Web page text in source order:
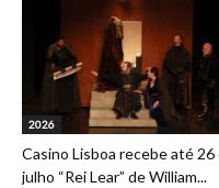
2026
Casino Lisboa recebe até 26
julho “Rei Lear” de William...